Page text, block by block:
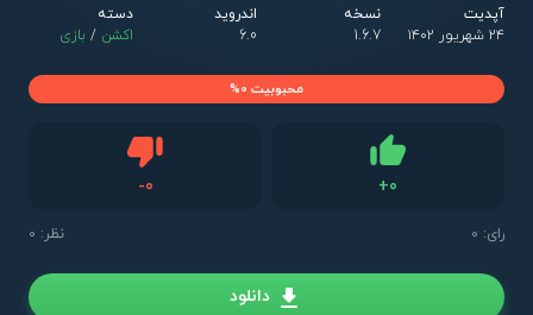
آپدیت
۲۴ شهریور ۱۴۰۲
نسخه
1.6.7
اندروید
6.0
دسته
اکشن / بازی
+0
-0دیس لایک
رای: 0 نظر: 0
محبوبیت 0%
دانلود